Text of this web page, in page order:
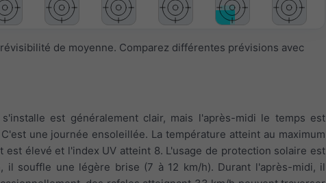
de moyenne. Comparez différentes prévisions avec
est généralement clair, mais l'après-midi le temps est
une journée ensoleillée. La température atteint au maximum
est élevé et l'index UV atteint 8. L'usage de protection solaire est
il souffle une légère brise (7 à 12 km/h). Durant l'après-midi, il